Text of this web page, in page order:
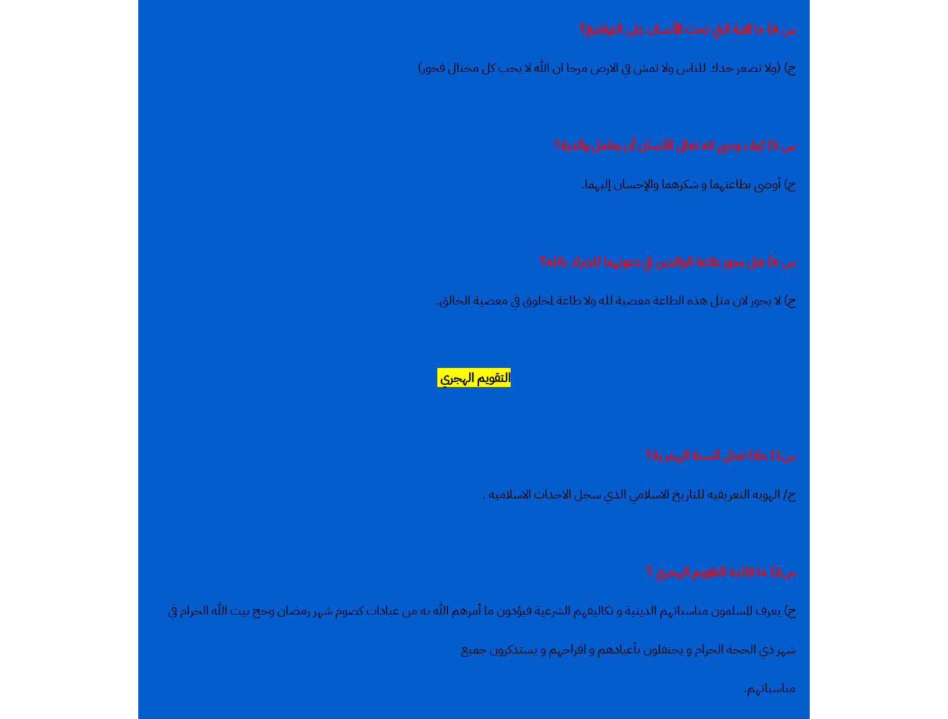
س 4) ما الاية التي تحث الأنسان على التواضع؟
ج) (ولا تصعر خدك للناس ولا تمش في الارض مرحا ان الله لا يحب كل مختال فخور)
س 5) كيف وصى انه تعالى الأنسان أن يعامل والدية؟
ج) أوصى بطاعتهما و شكرهما والإحسان إليهما.
س 6) هل يجوز طاعة الوالدين في دعوتهما للشرك بالله؟
ج) لا يجوز لان مثل هذه الطاعة معصية لله ولا طاعة لمخلوق في معصية الخالق.
التقويم الهجري
س1) ماذا تمثل السنة الهجر ية؟
ج/ الهويه التعريفيه للتاريخ الاسلامي الذي سجل الاحداث الاسلاميه .
س2) ما فائدة التقويم الهجري ؟
ج) يعرف المسلمون مناسباتهم الدينية و تكاليفهم الشرعية فيؤدون ما أمرهم الله به من عبادات كصوم شهر رمضان وحج بيت الله الحرام في
شهر ذي الحجة الحرام و يحتفلون بأعيادهم و افراحهم و يستذكرون جميع
مناسباتهم.